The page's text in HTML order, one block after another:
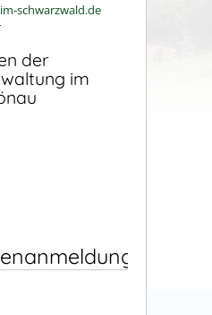
schwarzwald.de
der
im